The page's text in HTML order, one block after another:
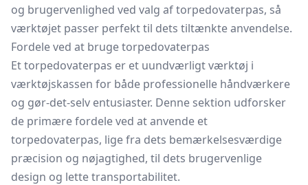
og brugervenlighed ved valg af torpedovaterpas, så
værktøjet passer perfekt til dets tiltænkte anvendelse.
Fordele ved at bruge torpedovaterpas
Et torpedovaterpas er et uundværligt værktøj i
værktøjskassen for både professionelle håndværkere
og gør-det-selv entusiaster. Denne sektion udforsker
de primære fordele ved at anvende et
torpedovaterpas, lige fra dets bemærkelsesværdige
præcision og nøjagtighed, til dets brugervenlige
design og lette transportabilitet.